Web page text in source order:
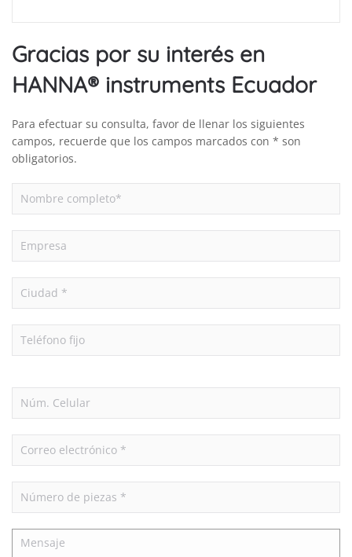
Gracias por su interés en
HANNA® instruments Ecuador
Para efectuar su consulta, favor de llenar los siguientes
campos, recuerde que los campos marcados con * son
obligatorios.